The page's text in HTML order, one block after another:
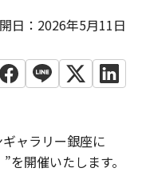
日：2026年5月11日
ャラリー銀座に
を開催いたします。